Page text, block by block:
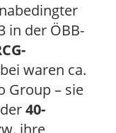
in der ÖBB-
waren ca.
Group – sie
40-